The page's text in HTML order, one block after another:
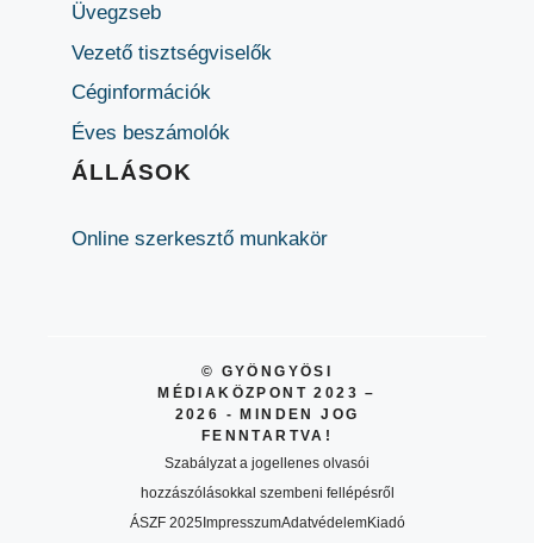
Üvegzseb
Vezető tisztségviselők
Céginformációk
Éves beszámolók
ÁLLÁSOK
Online szerkesztő munkakör
© GYÖNGYÖSI
MÉDIAKÖZPONT 2023 –
2026 - MINDEN JOG
FENNTARTVA!
Szabályzat a jogellenes olvasói
hozzászólásokkal szembeni fellépésről
ÁSZF 2025ImpresszumAdatvédelemKiadó